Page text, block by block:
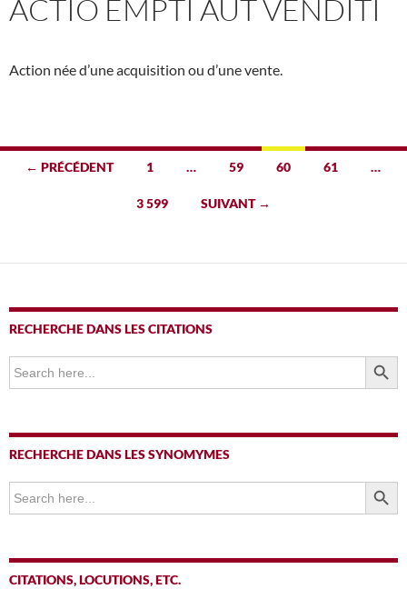
ACTIO EMPTI AUT VENDITI
Action née d’une acquisition ou d’une vente.
Navigation
← PRÉCÉDENT 1 … 59 60 61 …
3 599 SUIVANT →
RECHERCHE DANS LES CITATIONS
Search
for:
SEARCH
RECHERCHE DANS LES SYNOMYMES
Search
for:
SEARCH
CITATIONS, LOCUTIONS, ETC.